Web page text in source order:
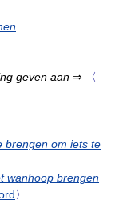
geven aan ⇒
〈
brengen om iets te
wanhoop brengen
〉